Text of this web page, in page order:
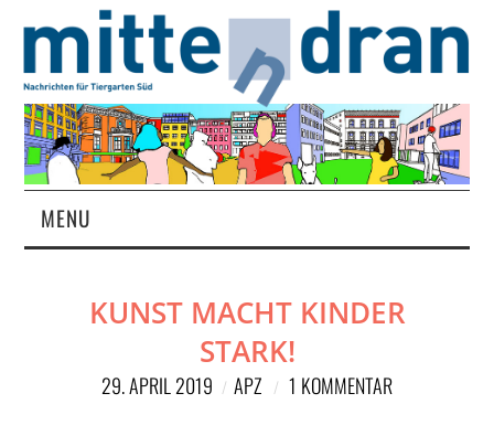
MENU
MAGAZIN
ÜBER UNS
KUNST MACHT KINDER
STARK!
29. APRIL 2019 APZ 1 KOMMENTAR